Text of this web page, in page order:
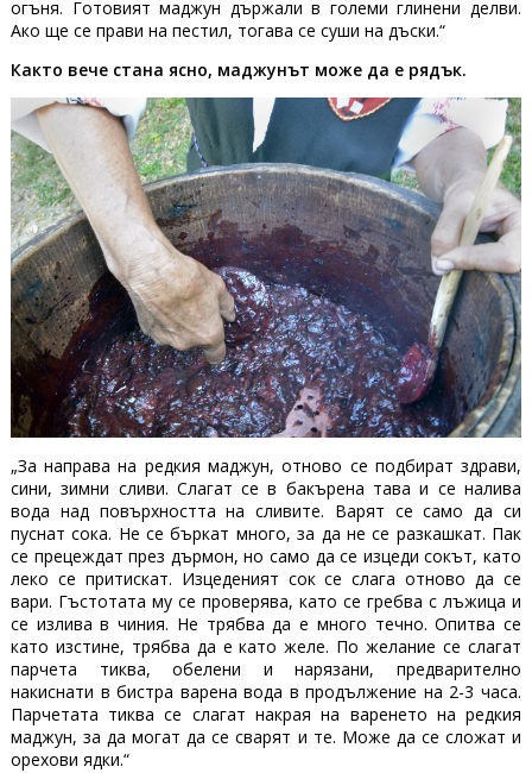
огъня. Готовият маджун държали в големи глинени делви.
Ако ще се прави на пестил, тогава се суши на дъски.“
Както вече стана ясно, маджунът може да е рядък.
„За направа на редкия маджун, отново се подбират здрави,
сини, зимни сливи. Слагат се в бакърена тава и се налива
вода над повърхността на сливите. Варят се само да си
пуснат сока. Не се бъркат много, за да не се разкашкат. Пак
се прецеждат през дърмон, но само да се изцеди сокът, като
леко се притискат. Изцеденият сок се слага отново да се
вари. Гъстотата му се проверява, като се гребва с лъжица и
се излива в чиния. Не трябва да е много течно. Опитва се
като изстине, трябва да е като желе. По желание се слагат
парчета тиква, обелени и нарязани, предварително
накиснати в бистра варена вода в продължение на 2-3 часа.
Парчетата тиква се слагат накрая на варенето на редкия
маджун, за да могат да се сварят и те. Може да се сложат и
орехови ядки.“